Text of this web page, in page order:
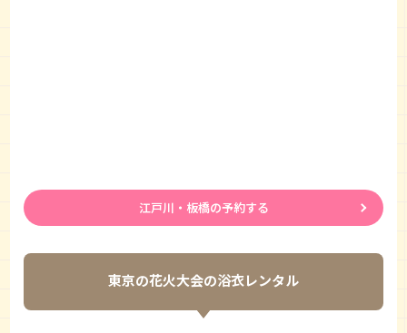
江戸川・板橋の予約する
東京の花火大会の浴衣レンタル